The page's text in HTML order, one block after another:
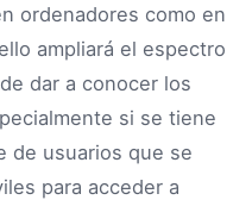
ordenadores como en
ampliará el espectro
dar a conocer los
si se tiene
de usuarios que se
para acceder a